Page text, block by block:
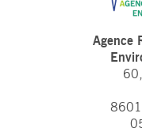
Agence